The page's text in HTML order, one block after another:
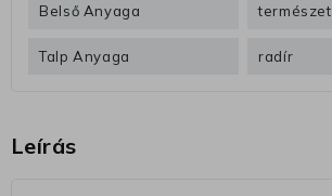
Belső Anyaga
Talp Anyaga radír
Leírás